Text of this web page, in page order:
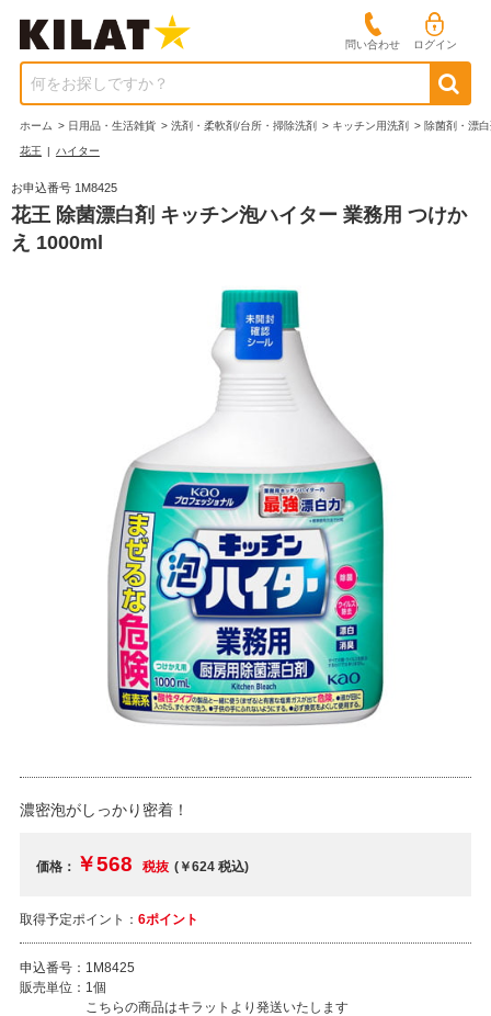
問い合わせ ログイン
何をお探しですか？
ホーム > 日用品・生活雑貨 > 洗剤・柔軟剤/台所・掃除洗剤 > キッチン用洗剤 > 除菌剤・漂
花王 | ハイター
お申込番号 1M8425
花王 除菌漂白剤 キッチン泡ハイター 業務用 つけか
え 1000ml
濃密泡がしっかり密着！
価格： ￥568 税抜 (￥624税込)
取得予定ポイント： 6ポイント
申込番号： 1M8425
販売単位： 1個
こちらの商品はキラットより発送いたします